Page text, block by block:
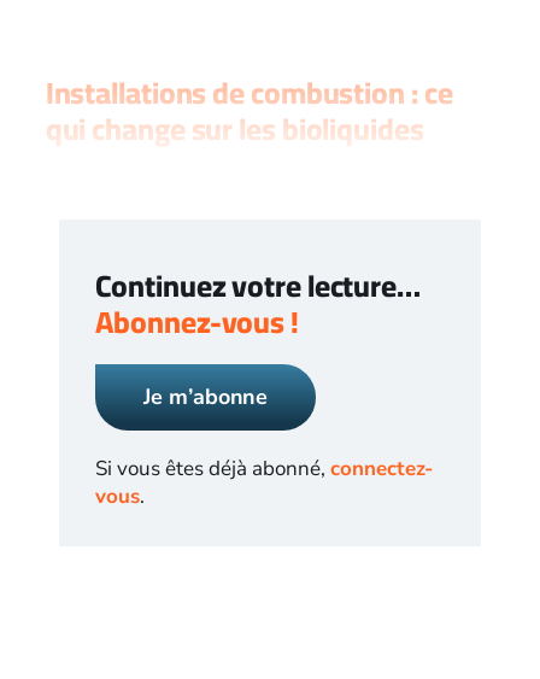
Installations de combustion : ce
qui change sur les bioliquides
Continuez votre lecture…
Abonnez-vous !
Je m’abonne
Si vous êtes déjà abonné,connectez-
vous.